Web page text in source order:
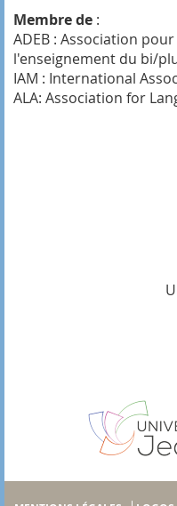
Membre de :
ADEB : Association
l'enseignement du bi/
IAM : International
ALA: Association for